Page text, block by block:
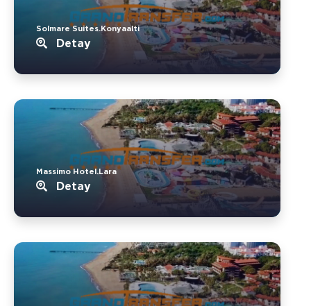
Solmare Suites.Konyaalti
Detay
Massimo Hotel.Lara
Detay